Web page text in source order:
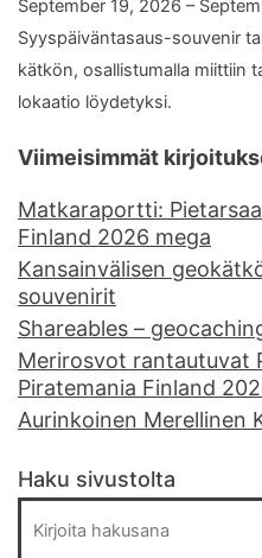
September 19, 2026 –
Syyspäiväntasaus-souvenir
kätkön, osallistumalla miittiin
lokaatio löydetyksi.
Viimeisimmät
Matkaraportti:
Finland 2026 mega
Kansainvälisen
souvenirit
Shareables –
Merirosvot rantautuvat
Piratemania Finland
Aurinkoinen Merellinen
Haku sivustolta